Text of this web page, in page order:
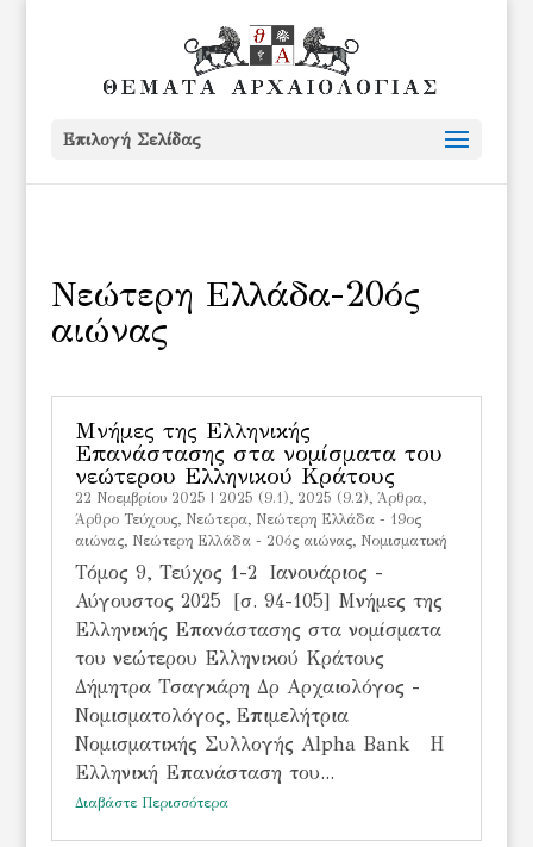
Επιλογή Σελίδας
Νεώτερη Ελλάδα-20ός
αιώνας
Μνήμες της Ελληνικής
Επανάστασης στα νομίσματα του
νεώτερου Ελληνικού Κράτους
22 Νοεμβρίου 2025 2025 (9.1), 2025 (9.2), Άρθρα,
Άρθρο Τεύχους, Νεώτερα, Νεώτερη Ελλάδα - 19ος
αιώνας, Νεώτερη Ελλάδα - 20ός αιώνας, Νομισματική
Τόμος 9, Τεύχος 1-2 Ιανουάριος -
Αύγουστος 2025 [σ. 94-105] Μνήμες της
Ελληνικής Επανάστασης στα νομίσματα
του νεώτερου Ελληνικού Κράτους
Δήμητρα Τσαγκάρη Δρ Αρχαιολόγος -
Νομισματολόγος, Επιμελήτρια
Νομισματικής Συλλογής Alpha Bank Η
Ελληνική Επανάσταση του...
Διαβάστε Περισσότερα